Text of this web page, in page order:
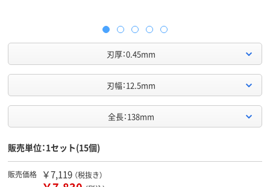
刃厚：0.45mm
刃幅：12.5mm
全長：138mm
販売単位：1セット(15個)
販売価格 ￥7,119 （税抜き）